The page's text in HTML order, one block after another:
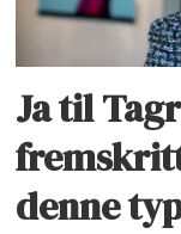
Ja til
denne